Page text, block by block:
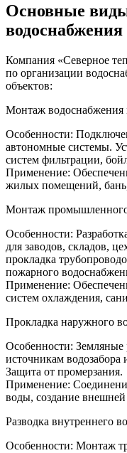
Основные
водоснабжения
Компания «Северное
по организации
объектов:
Монтаж водоснабжения
Особенности:
автономные системы.
систем фильтрации,
Применение:
жилых помещений,
Монтаж
Особенности:
для заводов, складов,
прокладка
пожарного
Применение:
систем охлаждения,
Прокладка наружного
Особенности: Земляные
источникам
Защита от промерзания.
Применение:
воды, создание
Разводка внутреннего
Особенности: Монтаж